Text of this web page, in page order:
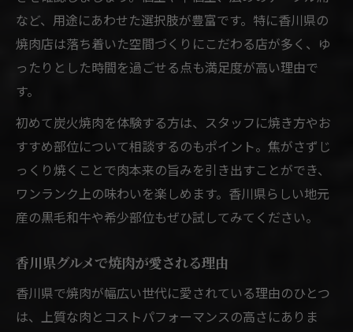
家族で味わう焼肉の満足ポイント解説
焼肉の炭火調理で楽しむ団らん時間
香川県家族向け焼肉体験のおすすめ
本格炭火焼肉で家族の思い出作り
香川県グルメなら炭火焼肉が絶対おすすめ
焼肉の香ばしさを楽しむ香川県流儀
香川県で選ばれる焼肉グルメの秘密
焼肉で味わう香川県食材の美味しさ
焼肉の魅力を香川県で再発見しよう
デートや宴会に最適な焼肉選びのコツ
焼肉デートを成功させるポイント紹介
など、用途にあわせた選択肢が豊富です。特に香川県の
焼肉店は落ち着いた空間づくりにこだわる店が多く、ゆ
ったりとした時間を過ごせる点も満足度が高い理由で
す。
初めて炭火焼肉を体験する方は、スタッフに焼き方やお
すすめ部位について相談するのもポイント。焦がさずじ
っくり焼くことで肉本来の旨みを引き出すことができ、
ワンランク上の味わいを楽しめます。香川県らしい地元
産の黒毛和牛や希少部位もぜひ試してみてください。
香川県グルメで焼肉が愛される理由
香川県で焼肉が幅広い世代に愛されている理由のひとつ
は、上質な肉とコストパフォーマンスの高さにありま